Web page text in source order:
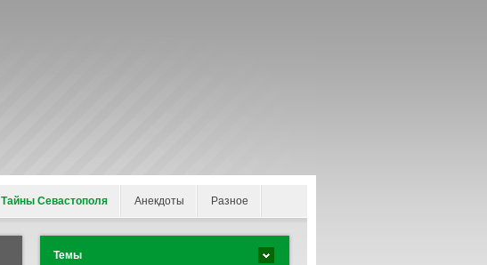
Тайны Севастополя Анекдоты Разное
Темы